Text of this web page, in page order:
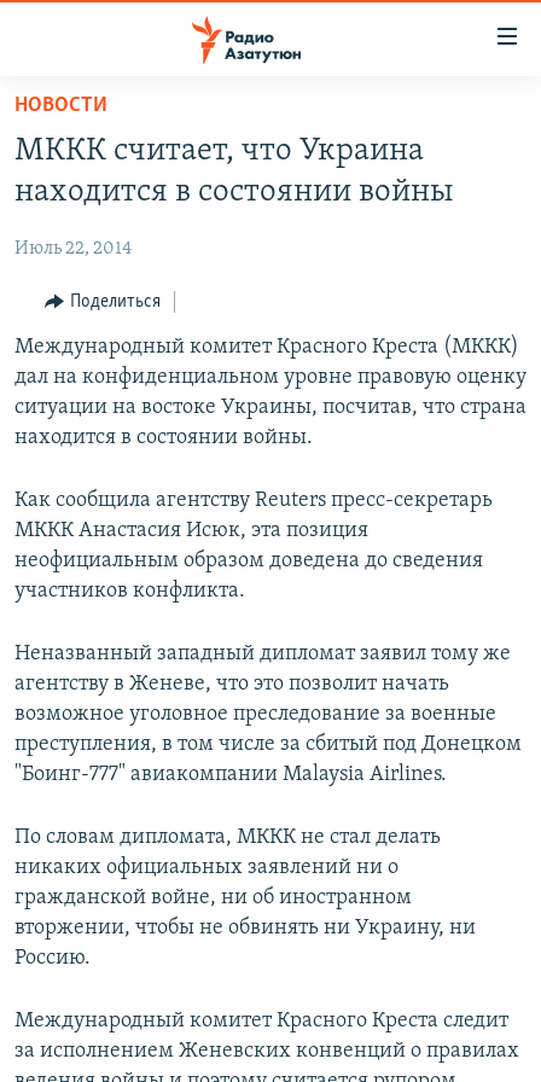
Перейти
основному
содержанию
навигации
Перейти
поиску
ОБЩЕСТВО
ЭКОНОМИКА
РЕГИОН
НАГОРНЫЙ КАРАБАХ
КУЛЬТУРА
АРХИВ
Հայերեն
Все сайты Радио Азатутюн
НОВОСТИ
МККК считает, что Украина
находится в состоянии войны
Июль 22, 2014
Поделиться
Международный комитет Красного Креста (МККК)
дал на конфиденциальном уровне правовую оценку
ситуации на востоке Украины, посчитав, что страна
находится в состоянии войны.
Как сообщила агентству Reuters пресс-секретарь
МККК Анастасия Исюк, эта позиция
неофициальным образом доведена до сведения
участников конфликта.
Неназванный западный дипломат заявил тому же
агентству в Женеве, что это позволит начать
возможное уголовное преследование за военные
преступления, в том числе за сбитый под Донецком
"Боинг-777" авиакомпании Malaysia Airlines.
По словам дипломата, МККК не стал делать
никаких официальных заявлений ни о
гражданской войне, ни об иностранном
вторжении, чтобы не обвинять ни Украину, ни
Россию.
Международный комитет Красного Креста следит
за исполнением Женевских конвенций о правилах